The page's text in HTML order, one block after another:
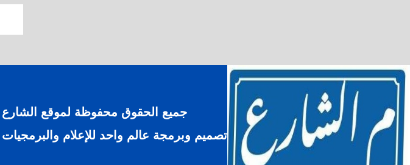
جميع الحقوق محفوظة لموقع الشارع
تصميم وبرمجة عالم واحد للإعلام والبرمجيات